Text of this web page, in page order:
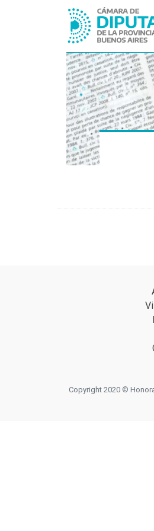
Copyright 2020 ©